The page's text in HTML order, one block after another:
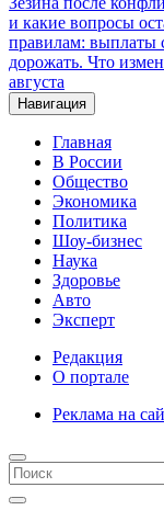
и какие вопросы
правилам: выплаты
дорожать. Что
августа
Навигация
Главная
В России
Общество
Экономика
Политика
Шоу-бизнес
Наука
Здоровье
Авто
Эксперт
Редакция
О портале
Реклама на